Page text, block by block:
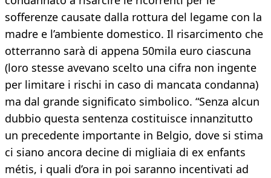
sofferenze causate dalla rottura del legame con la
madre e l’ambiente domestico. Il risarcimento che
otterranno sarà di appena 50mila euro ciascuna
(loro stesse avevano scelto una cifra non ingente
per limitare i rischi in caso di mancata condanna)
ma dal grande significato simbolico. “Senza alcun
dubbio questa sentenza costituisce innanzitutto
un precedente importante in Belgio, dove si stima
ci siano ancora decine di migliaia di ex enfants
métis, i quali d’ora in poi saranno incentivati ad